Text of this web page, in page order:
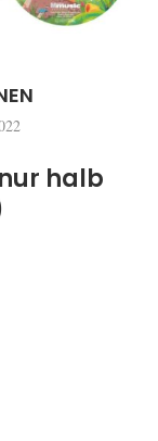
halb